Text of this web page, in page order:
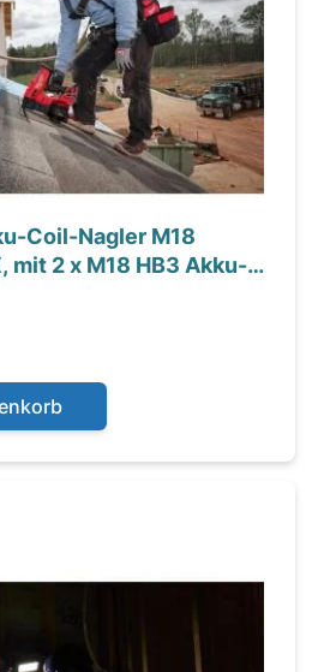
Coil-Nagler M18
mit 2 x M18 HB3 Akku-